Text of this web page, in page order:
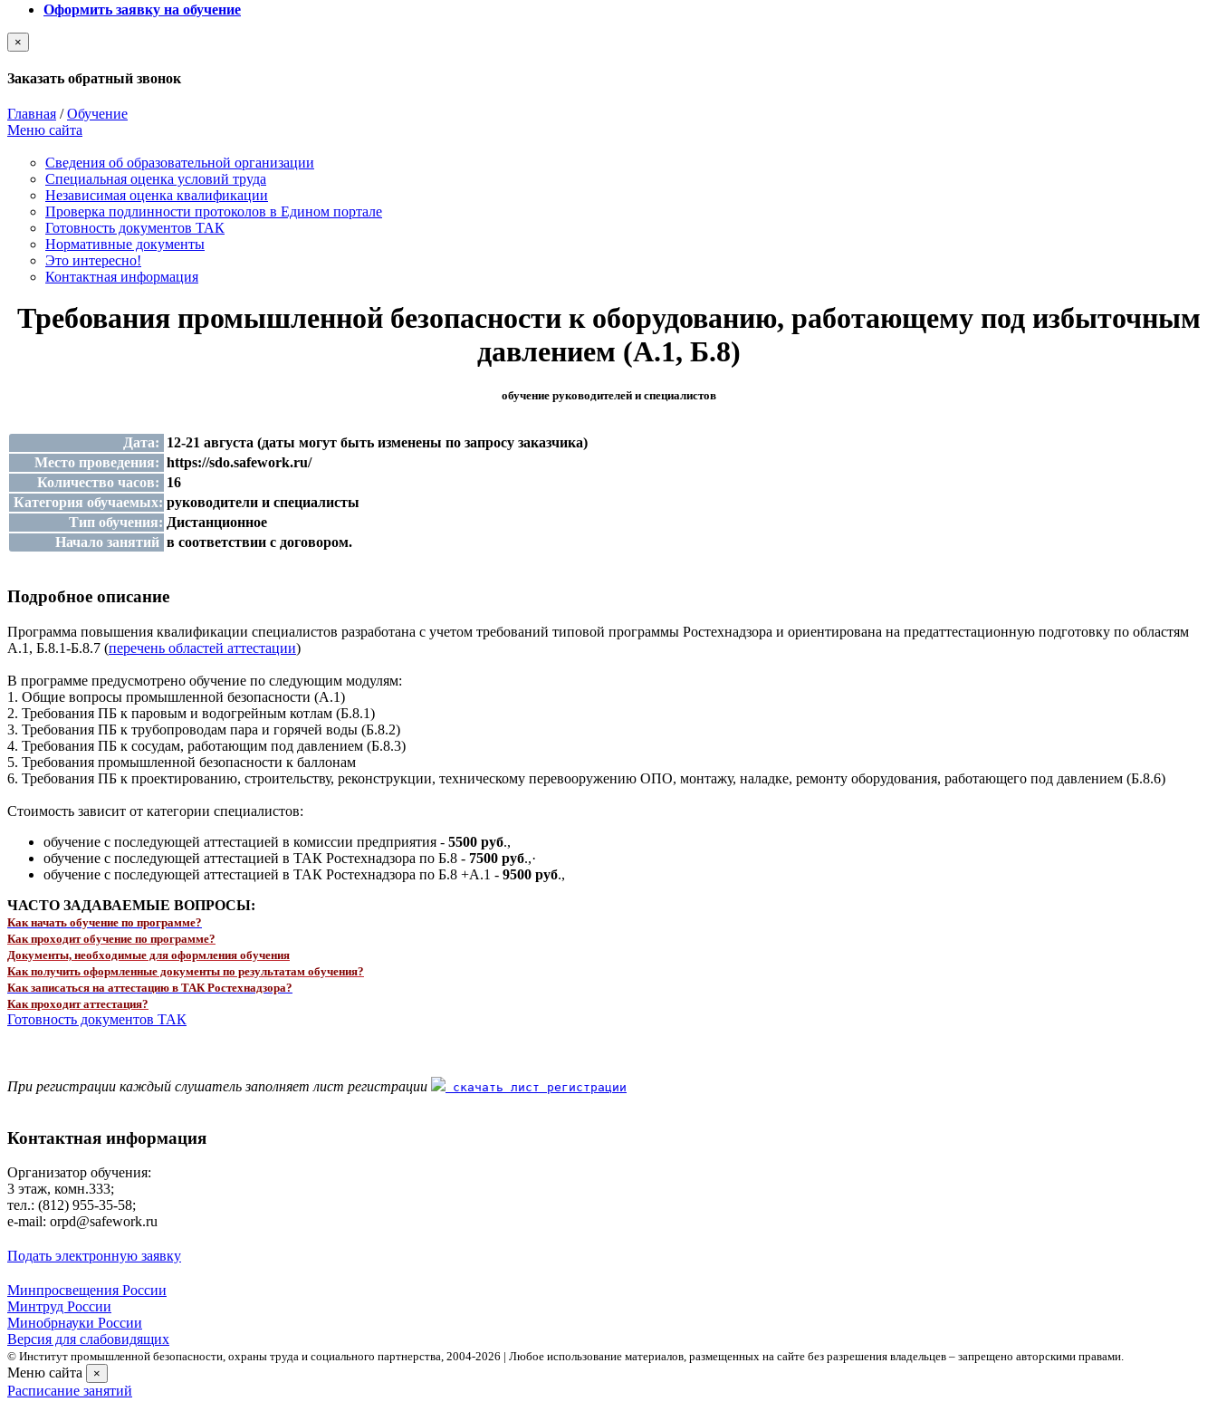
Оформить заявку на обучение
×
Заказать обратный звонок
Главная /Обучение
Меню сайта
Сведения об образовательной организации
Cпециальная оценка условий труда
Независимая оценка квалификации
Проверка подлинности протоколов в Едином портале
Готовность документов ТАК
Нормативные документы
Это интересно!
Контактная информация
Требования промышленной безопасности к оборудованию, работающему под избыточным
давлением (А.1, Б.8)
обучение руководителей и специалистов
Дата: 12-21 августа (даты могут быть изменены по запросу заказчика)
Место проведения: https://sdo.safework.ru/
Количество часов: 16
Категория обучаемых: руководители и специалисты
Тип обучения: Дистанционное
Начало занятий в соответствии с договором.
Подробное описание
Программа повышения квалификации специалистов разработана с учетом требований типовой программы Ростехнадзора и ориентирована на предаттестационную подготовку по областям
А.1, Б.8.1-Б.8.7 (перечень областей аттестации)
В программе предусмотрено обучение по следующим модулям:
1. Общие вопросы промышленной безопасности (А.1)
2. Требования ПБ к паровым и водогрейным котлам (Б.8.1)
3. Требования ПБ к трубопроводам пара и горячей воды (Б.8.2)
4. Требования ПБ к сосудам, работающим под давлением (Б.8.3)
5. Требования промышленной безопасности к баллонам
6. Требования ПБ к проектированию, строительству, реконструкции, техническому перевооружению ОПО, монтажу, наладке, ремонту оборудования, работающего под давлением (Б.8.6)
Стоимость зависит от категории специалистов:
обучение с последующей аттестацией в комиссии предприятия - 5500 руб.,
обучение с последующей аттестацией в ТАК Ростехнадзора по Б.8 - 7500 руб.,·
обучение с последующей аттестацией в ТАК Ростехнадзора по Б.8 +А.1 - 9500 руб.,
ЧАСТО ЗАДАВАЕМЫЕ ВОПРОСЫ:
Как начать обучение по программе?
Как проходит обучение по программе?
Документы, необходимые для оформления обучения
Как получить оформленные документы по результатам обучения?
Как записаться на аттестацию в ТАК Ростехнадзора?
Как проходит аттестация?
Готовность документов ТАК
При регистрации каждый слушатель заполняет лист регистрации скачать лист регистрации
Контактная информация
Организатор обучения:
3 этаж, комн.333;
тел.: (812) 955-35-58;
e-mail: orpd@safework.ru
Подать электронную заявку
Минпросвещения России
Минтруд России
Минобрнауки России
Версия для слабовидящих
© Институт промышленной безопасности, охраны труда и социального партнерства, 2004- 2026 | Любое использование материалов, размещенных на сайте без разрешения владельцев – запрещено авторскими правами.
Меню сайта ×
Расписание занятий